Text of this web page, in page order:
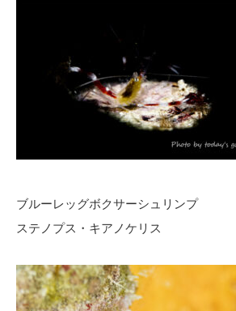
ブルーレッグボクサーシュリンプ
ステノプス・キアノケリス